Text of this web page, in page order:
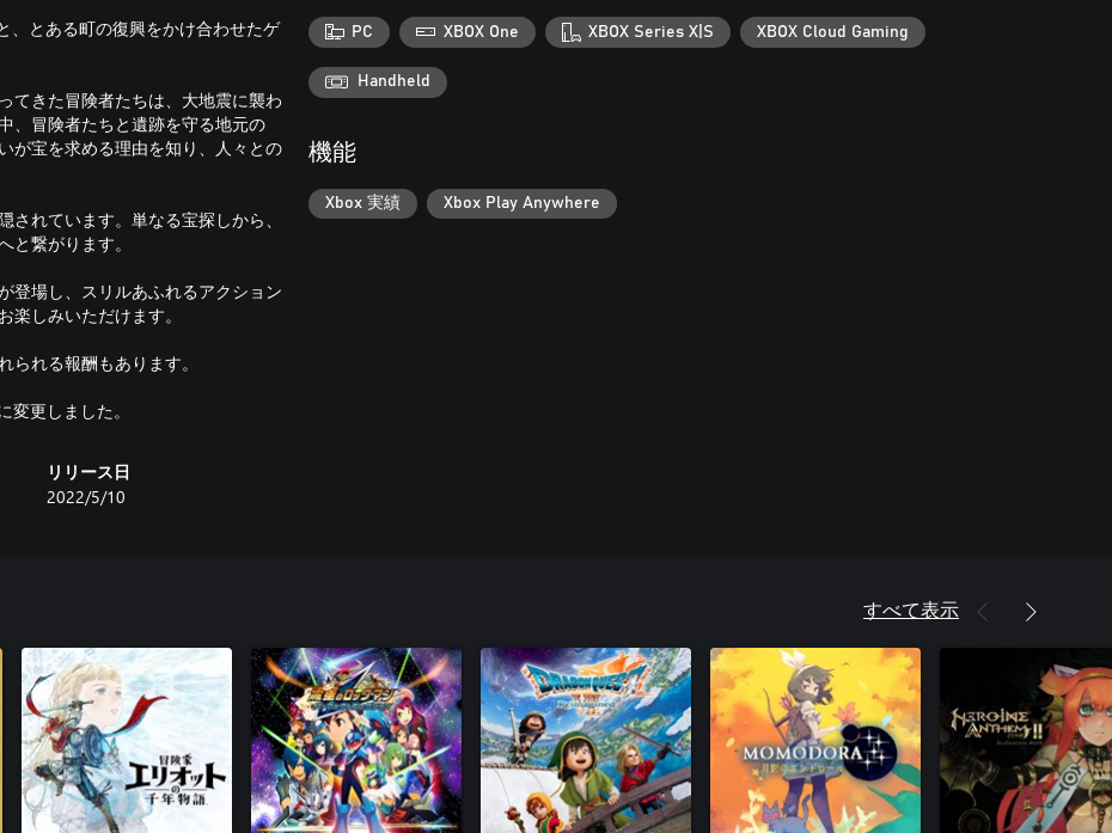
、とある町の復興をかけ合わせたゲ
てきた冒険者たちは、大地震に襲わ
、冒険者たちと遺跡を守る地元の
が宝を求める理由を知り、人々との
れています。単なる宝探しから、
繋がります。
登場し、スリルあふれるアクション
しみいただけます。
れる報酬もあります。
変更しました。
リリース日
2022/5/10
PC XBOX One XBOX Series X|S XBOX Cloud Gaming
Handheld
機能
Xbox 実績 Xbox Play Anywhere
すべて表示